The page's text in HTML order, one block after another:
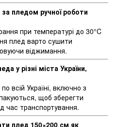
пледом ручної роботи
при температурі до 30°C
плед варто сушити
віджимання.
у різні міста України,
всій Україні, включно з
щоб зберегти
час транспортування.
плед 150×200 см як